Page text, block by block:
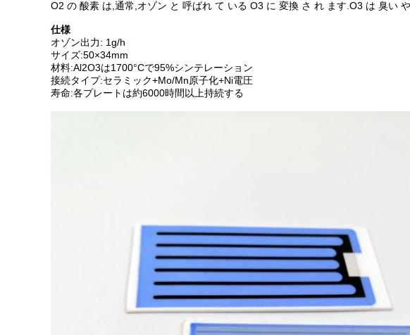
O2 の 酸素 は,通常,オゾン と 呼ばれ て いる O3 に 変換 さ れ ます.O3 は 臭い
仕様
オゾン出力: 1g/h
サイズ:50×34mm
材料:Al2O3は1700°Cで95%シンテレーション
接続タイプ:セラミック+Mo/Mn原子化+Ni電圧
寿命:各プレートは約6000時間以上持続する